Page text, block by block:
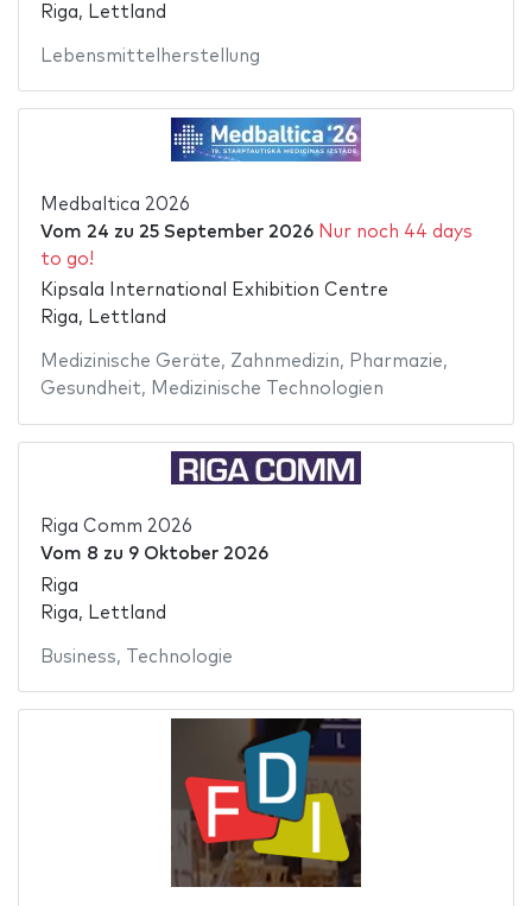
Riga, Lettland
Lebensmittelherstellung
Medbaltica 2026
Vom 24 zu 25 September 2026 Nur noch 44 days
to go!
Kipsala International Exhibition Centre
Riga, Lettland
Medizinische Geräte, Zahnmedizin, Pharmazie,
Gesundheit, Medizinische Technologien
Riga Comm 2026
Vom 8 zu 9 Oktober 2026
Riga
Riga, Lettland
Business, Technologie